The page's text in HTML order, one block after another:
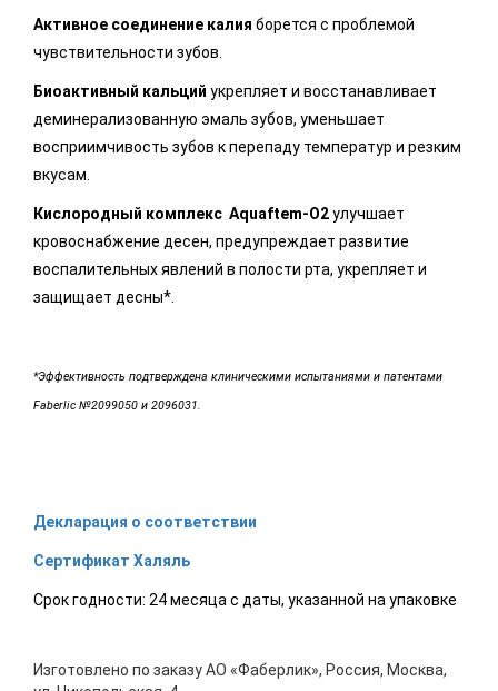
Активное соединение калия борется с проблемой
чувствительности зубов.
Биоактивный кальций укрепляет и восстанавливает
деминерализованную эмаль зубов, уменьшает
восприимчивость зубов к перепаду температур и резким
вкусам.
Кислородный комплекс Aquaftem-O2улучшает
кровоснабжение десен, предупреждает развитие
воспалительных явлений в полости рта, укрепляет и
защищает десны*.
*Эффективность подтверждена клиническими испытаниями и патентами
Faberlic №2099050 и 2096031.
Декларация о соответствии
Сертификат Халяль
Срок годности: 24 месяца с даты, указанной на упаковке
Изготовлено по заказу АО «Фаберлик», Россия, Москва,